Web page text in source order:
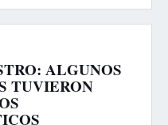
ALGUNOS
TUVIERON